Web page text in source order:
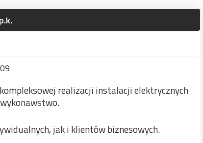
realizacji instalacji elektrycznych
jak i klientów biznesowych.